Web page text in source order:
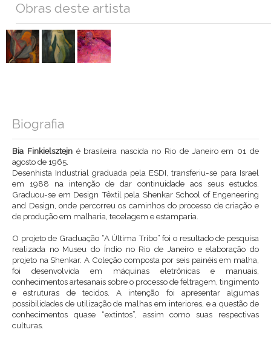
Obras deste artista
Biografia
Bia Finkielsztejné brasileira nascida no Rio de Janeiro em 01 de
agosto de 1965.
Desenhista Industrial graduada pela ESDI, transferiu-se para Israel
em 1988 na intenção de dar continuidade aos seus estudos.
Graduou-se em Design Têxtil pela Shenkar School of Engeneering
and Design, onde percorreu os caminhos do processo de criação e
de produção em malharia, tecelagem e estamparia.
O projeto de Graduação “A Última Tribo” foi o resultado de pesquisa
realizada no Museu do Índio no Rio de Janeiro e elaboração do
projeto na Shenkar. A Coleção composta por seis painéis em malha,
foi desenvolvida em máquinas eletrônicas e manuais,
conhecimentos artesanais sobre o processo de feltragem, tingimento
e estruturas de tecidos. A intenção foi apresentar algumas
possibilidades de utilização de malhas em interiores, e a questão de
conhecimentos quase “extintos”, assim como suas respectivas
culturas.